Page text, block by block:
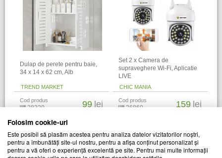
Dulap de perete pentru baie,
34 x 14 x 62 cm​, Alb
TREND MARKET
Cod produs
28320 99 lei
Set 2 x Camera de
supraveghere Wi-Fi, Aplicatie
LIVE
CHIC MANIA
Cod produs
26860 159 lei
Alti clienti au vizitat si
Folosim cookie-uri
Este posibil să plasăm acestea pentru analiza datelor vizitatorilor noștri,
pentru a îmbunătăți site-ul nostru, pentru a afișa conținut personalizat și
pentru a vă oferi o experiență excelentă pe site. Pentru mai multe informații